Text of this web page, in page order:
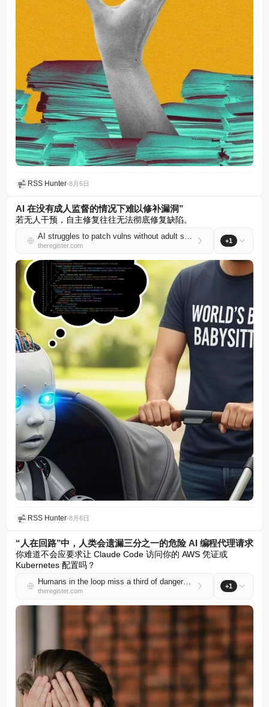
RSS Hunter•8月6日
AI 在没有成人监督的情况下难以修补漏洞”
若无人干预，自主修复往往无法彻底修复缺陷。
AI struggles to patch vulns without adult supervision
theregister.com
+1
RSS Hunter•8月6日
“人在回路”中，人类会遗漏三分之一的危险 AI 编程代理请求
你难道不会应要求让 Claude Code 访问你的 AWS 凭证或
Kubernetes 配置吗？
Humans in the loop miss a third of dangerous AI coding agent requests
theregister.com
+1